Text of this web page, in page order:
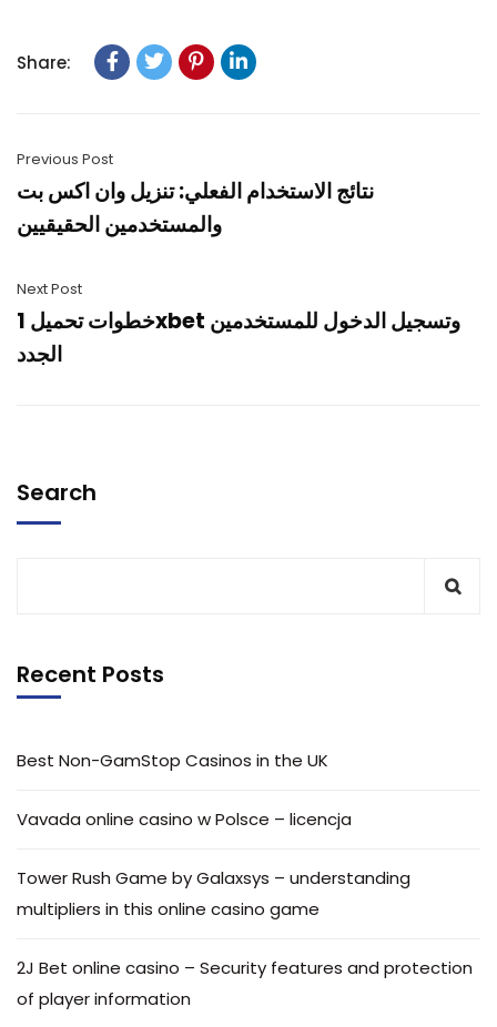
Share:
Previous Post
نتائج الاستخدام الفعلي: تنزيل وان اكس بت
والمستخدمين الحقيقيين
Next Post
خطوات تحميل 1xbet وتسجيل الدخول للمستخدمين
الجدد
Search
Recent Posts
Best Non-GamStop Casinos in the UK
Vavada online casino w Polsce – licencja
Tower Rush Game by Galaxsys – understanding
multipliers in this online casino game
2J Bet online casino – Security features and protection
of player information